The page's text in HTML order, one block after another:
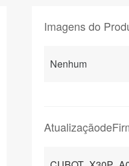
Imagens do
Nenhum